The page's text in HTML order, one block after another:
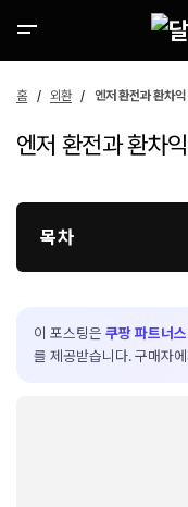
홈 외환 엔저 환전과 환차
엔저 환전과 환차
목차
이 포스팅은 쿠팡 파트너스
를 제공받습니다. 구매자